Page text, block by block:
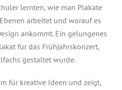
lernten, wie man Plakate
arbeitet und worauf es
ankommt. Ein gelungenes
für das Frühjahrskonzert,
gestaltet wurde.
für kreative Ideen und zeigt,